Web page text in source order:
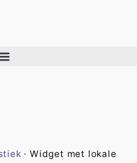
·Widget met lokale